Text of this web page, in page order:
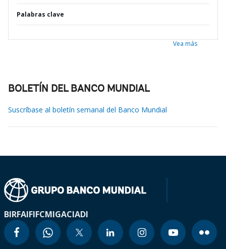
Palabras clave
Vea más
BOLETÍN DEL BANCO MUNDIAL
Suscríbase al boletín semanal del Banco Mundial
BIRFAIFIFCMIGACIADI